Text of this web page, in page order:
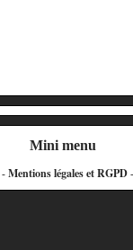
Mini menu
-Mentions légales et RGPD